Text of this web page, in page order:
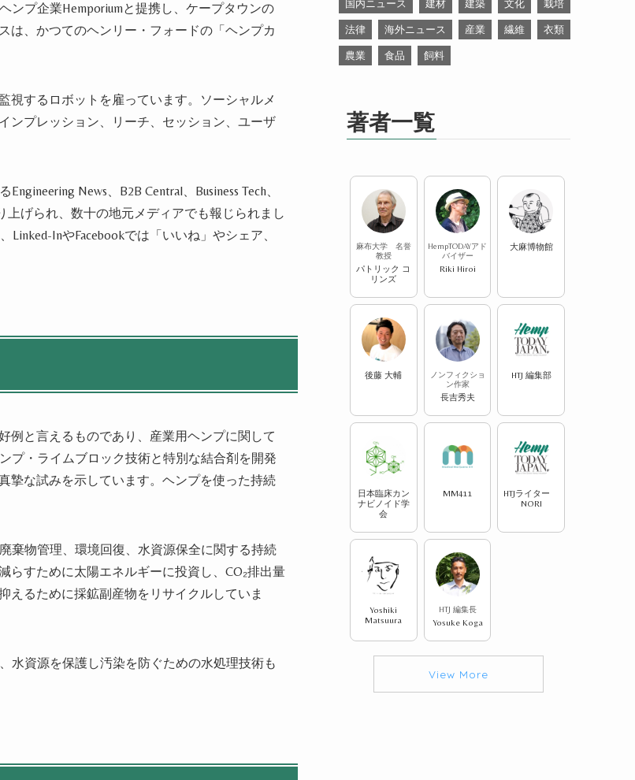
ンプ企業Hemporiumと提携し、ケープタウンの
は、かつてのヘンリー・フォードの「ヘンプカ
視するロボットを雇っています。ソーシャルメ
ンプレッション、リーチ、セッション、ユーザ
News、B2B Central、Business Tech、
上げられ、数十の地元メディアでも報じられまし
InやFacebookでは「いいね」やシェア、
例と言えるものであり、産業用ヘンプに関して
プ・ライムブロック技術と特別な結合剤を開発
摯な試みを示しています。ヘンプを使った持続
棄物管理、環境回復、水資源保全に関する持続
すために太陽エネルギーに投資し、CO₂排出量
えるために採鉱副産物をリサイクルしていま
水資源を保護し汚染を防ぐための水処理技術も
国内ニュース 建材 建築 文化 栽培
法律 海外ニュース 産業 繊維 衣類
農業 食品 飼料
著者一覧
麻布大学 名誉
教授
パトリック コ
リンズ
HempTODAYアド
バイザー
Riki Hiroi
大麻博物館
後藤 大輔
ノンフィクショ
ン作家
長吉秀夫
HTJ 編集部
日本臨床カン
ナビノイド学
会
MM411
HTJライター
NORI
Yoshiki
Matsuura
HTJ 編集長
Yosuke Koga
View More